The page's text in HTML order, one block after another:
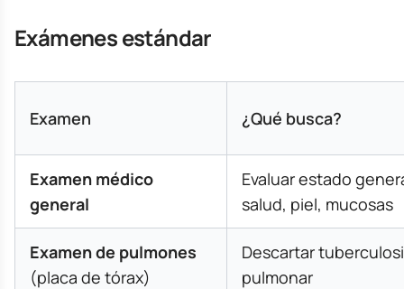
Exámenes estándar
Examen ¿Qué busca?
Examen médico
general
Evaluar estado
salud, piel, mucosas
Examen de pulmones
(placa de tórax)
Descartar
pulmonar